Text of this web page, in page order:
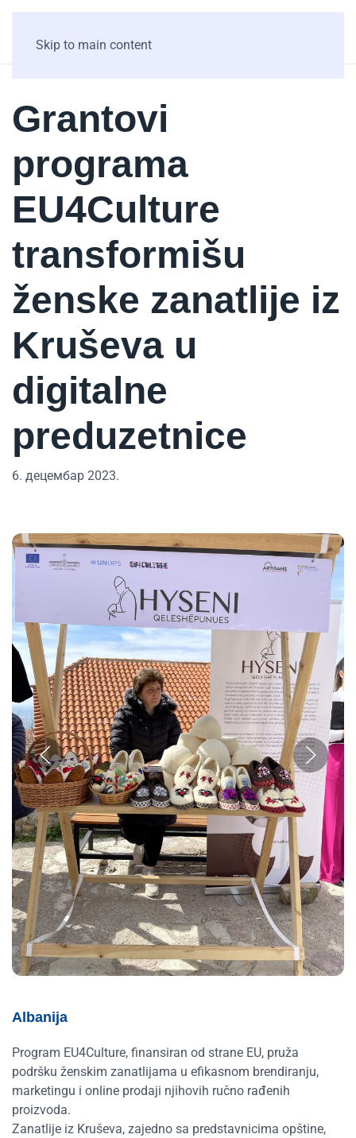
Skip to main content
Grantovi
programa
EU4Culture
transformišu
ženske zanatlije iz
Kruševa u
digitalne
preduzetnice
6. децембар 2023.
Albanija
Program EU4Culture, finansiran od strane EU, pruža
podršku ženskim zanatlijama u efikasnom brendiranju,
marketingu i online prodaji njihovih ručno rađenih
proizvoda.
Zanatlije iz Kruševa, zajedno sa predstavnicima opštine,